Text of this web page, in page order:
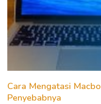
Cara Mengatasi
Penyebabnya